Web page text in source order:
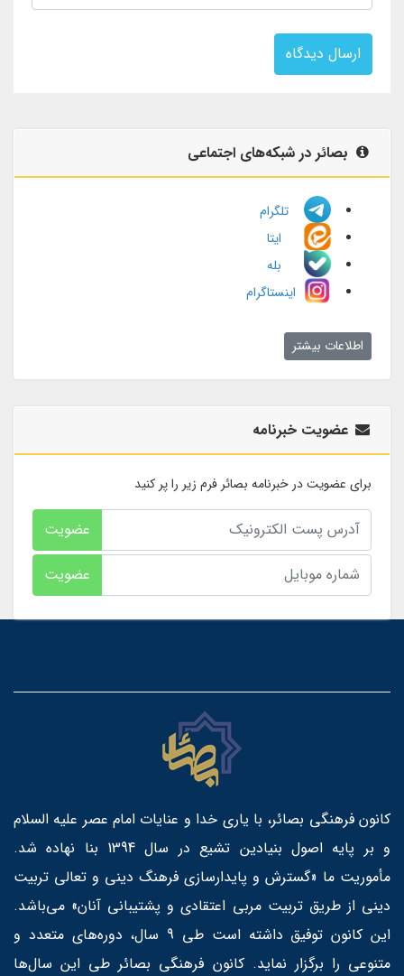
ارسال دیدگاه
بصائر در شبکه‌های اجتماعی
تلگرام
ایتا
بله
اینستاگرام
اطلاعات بیشتر
عضویت خبرنامه
برای عضویت در خبرنامه بصائر فرم زیر را پر کنید
عضویت
عضویت
کانون فرهنگی بصائر، با یاری خدا و عنایات امام عصر علیه السلام
و بر پایه اصول بنیادین تشیع در سال 1394 بنا نهاده شد.
مأموریت ما «گسترش و پایدارسازی فرهنگ دینی و تعالی تربیت
دینی از طریق تربیت مربی اعتقادی و پشتیبانی آنان» می‌باشد.
این کانون توفیق داشته است طی 9 سال، دوره‌های متعدد و
متنوعی را برگزار نماید. کانون فرهنگی بصائر طی این سال‌ها